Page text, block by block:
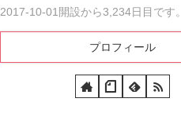
2017-10-01開設から3,234日目です。
プロフィール